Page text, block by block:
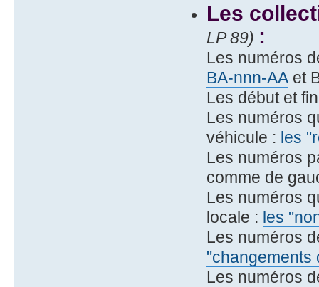
Les
LP 89) :
Les numéros
BA-nnn-AAet
Les début et
Les numéros
véhicule : les
Les numéros
comme de
Les numéros
locale : les
Les numéros
"changements
Les numéros